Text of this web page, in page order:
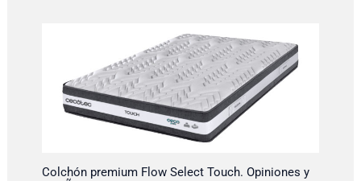
Colchón premium Flow Select Touch. Opiniones y